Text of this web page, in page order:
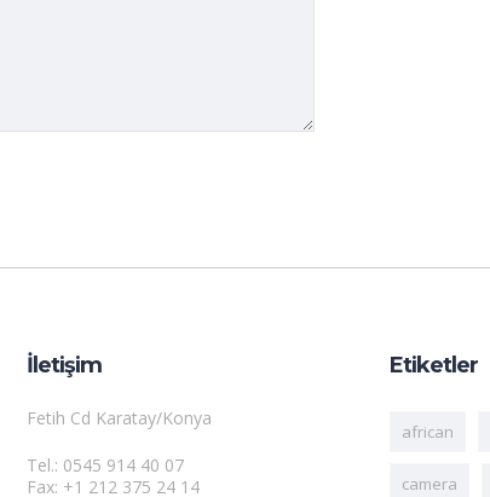
İletişim
Fetih Cd Karatay/Konya
Tel.: 0545 914 40 07
Fax: +1 212 375 24 14
Etiketler
african
camera